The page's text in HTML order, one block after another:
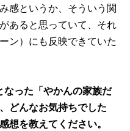
感というか、そういう関
あると思っていて、それ
ン）にも反映できていた
った「やかんの家族だ
どんなお気持ちでした
想を教えてください。